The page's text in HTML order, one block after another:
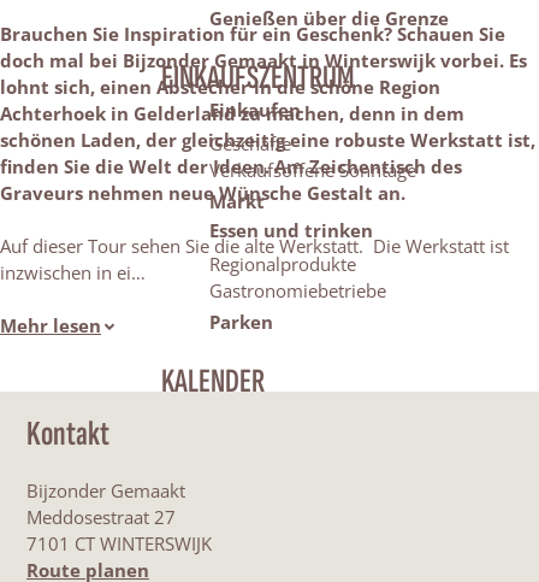
Genießen über die Grenze
EINKAUFSZENTRUM
Einkaufen
Geschäfte
Verkaufsoffene Sonntage
Markt
Essen und trinken
Regionalprodukte
Gastronomiebetriebe
Parken
KALENDER
Brauchen Sie Inspiration für ein Geschenk? Schauen Sie
doch mal bei Bijzonder Gemaakt in Winterswijk vorbei. Es
lohnt sich, einen Abstecher in die schöne Region
Achterhoek in Gelderland zu machen, denn in dem
schönen Laden, der gleichzeitig eine robuste Werkstatt ist,
finden Sie die Welt der Ideen. Am Zeichentisch des
Graveurs nehmen neue Wünsche Gestalt an.
Auf dieser Tour sehen Sie die alte Werkstatt. Die Werkstatt ist
inzwischen in ei…
Mehr lesen
Kontakt
Bijzonder Gemaakt
Meddosestraat 27
7101 CT WINTERSWIJK
Route planen